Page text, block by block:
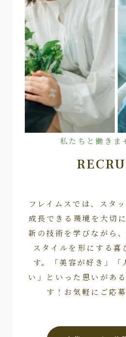
私たちと働きま
フレイムスでは、スタ
成長できる環境を大切
新の技術を学びながら
スタイルを形にする喜
す。「美容が好き」「
い」といった思いがあ
す！お気軽にご応